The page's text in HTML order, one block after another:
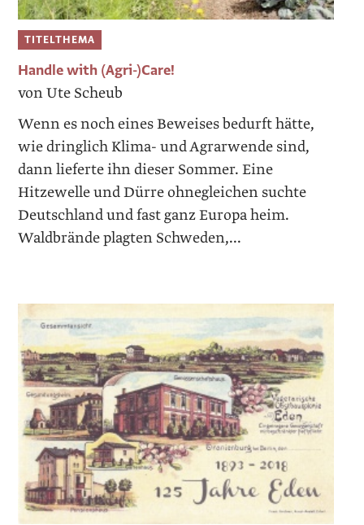
TITELTHEMA
Handle with (Agri-)Care!
von Ute Scheub
Wenn es noch eines Beweises bedurft hätte,
wie dringlich Klima- und Agrarwende sind,
dann lieferte ihn dieser Sommer. Eine
Hitzewelle und Dürre ohnegleichen suchte
Deutschland und fast ganz Europa heim.
Waldbrände plagten Schweden,...